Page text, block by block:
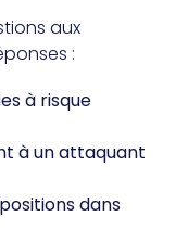
aux
:
à risque
à un attaquant
dans